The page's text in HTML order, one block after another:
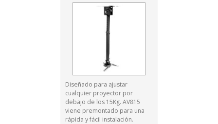
Diseñado para ajustar
cualquier proyector por
debajo de los 15Kg. AV815
viene premontado para una
rápida y fácil instalación.